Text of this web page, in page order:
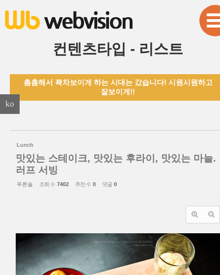
컨텐츠타입 - 리스트
촘촘해서 꽉차보이게 하는 시대는 갔습니다! 시원시원하고
잘보이게!!
Lunch
맛있는 스테이크, 맛있는 후라이, 맛있는 마늘.
러프 서빙
푸른솔 조회 수 7402 추천 수 0 댓글 0
ko
Sketchbook5, 스케치북5
Sketchbook5, 스케치북5